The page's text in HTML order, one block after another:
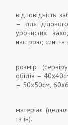
відповідність
– для
урочистих
настрою; сині та
розмір
обідів –
– 50х50см,
матеріал
та ін).